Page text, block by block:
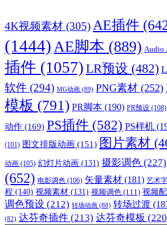
4K视频素材 (305)AE插件
(1444)AE脚本 (889) Audio
插件 (1057) LR预设 (482)
软件 (294) MG动画 (89) PNG素材 (252)
模板 (791) PR脚本 (190) PR预设 (108)
动作 (169) PS插件 (582) PS样机
(101) 图文排版动画 (151) 图片素材
动画 (105) 幻灯片动画 (131) 摄影调色 (227)
(652) 电影调色 (106) 矢量素材 (181) 艺术
程 (140) 视频素材 (131) 视频调色 (111) 视频
调色预设 (212) 转场动画 (88) 转场过渡
(82) 达芬奇插件 (213) 达芬奇模板